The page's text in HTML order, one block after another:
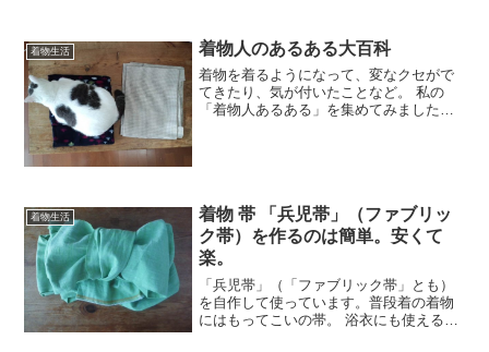
ってきました。喜びを爆発させるシーン
で、私なりのアイデアを出...
着物生活 着物人のあるある大百科
着物を着るようになって、変なクセがで
てきたり、気が付いたことなど。 私の
「着物人あるある」を集めてみました。
着物生活
着物 帯 「兵児帯」（ファブリッ
ク帯）を作るのは簡単。安くて
楽。
「兵児帯」（「ファブリック帯」とも）
を自作して使っています。普段着の着物
にはもってこいの帯。 浴衣にも使える